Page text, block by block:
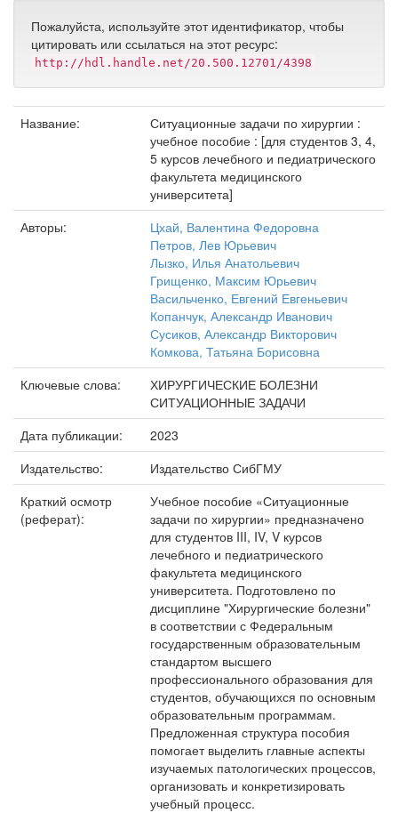
Пожалуйста, используйте этот идентификатор, чтобы
цитировать или ссылаться на этот ресурс:
http://hdl.handle.net/20.500.12701/4398
Название:
Ситуационные задачи по хирургии :
учебное пособие : [для студентов 3, 4,
5 курсов лечебного и педиатрического
факультета медицинского
университета]
Авторы:
Цхай, Валентина Федоровна
Петров, Лев Юрьевич
Лызко, Илья Анатольевич
Грищенко, Максим Юрьевич
Васильченко, Евгений Евгеньевич
Копанчук, Александр Иванович
Сусиков, Александр Викторович
Комкова, Татьяна Борисовна
Ключевые слова:
ХИРУРГИЧЕСКИЕ БОЛЕЗНИ
СИТУАЦИОННЫЕ ЗАДАЧИ
Дата публикации:
2023
Издательство:
Издательство СибГМУ
Краткий осмотр
(реферат):
Учебное пособие «Ситуационные
задачи по хирургии» предназначено
для студентов III, IV, V курсов
лечебного и педиатрического
факультета медицинского
университета. Подготовлено по
дисциплине "Хирургические болезни"
в соответствии с Федеральным
государственным образовательным
стандартом высшего
профессионального образования для
студентов, обучающихся по основным
образовательным программам.
Предложенная структура пособия
помогает выделить главные аспекты
изучаемых патологических процессов,
организовать и конкретизировать
учебный процесс.